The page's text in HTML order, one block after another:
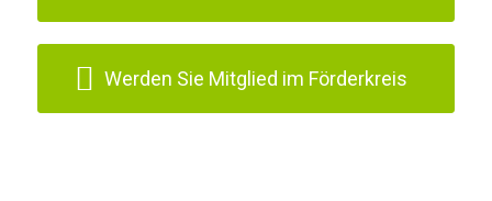
Werden Sie Mitglied im Förderkreis